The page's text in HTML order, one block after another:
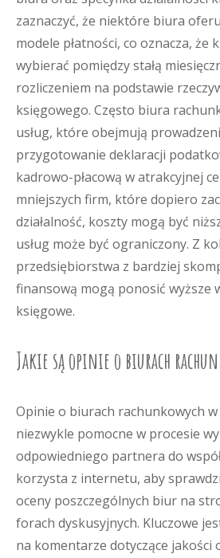
zaznaczyć, że niektóre biura
modele płatności, co oznacza, że
wybierać pomiędzy stałą
rozliczeniem na podstawie
księgowego. Często biura
usług, które obejmują
przygotowanie deklaracji
kadrowo-płacową w atrakcyjnej
mniejszych firm, które dopiero
działalność, koszty mogą być
usług może być ograniczony. Z
przedsiębiorstwa z bardziej
finansową mogą ponosić wyższe
księgowe.
Jakie są opinie o biurach
Opinie o biurach rachunkowych w
niezwykle pomocne w procesie
odpowiedniego partnera do
korzysta z internetu, aby
oceny poszczególnych biur na
forach dyskusyjnych. Kluczowe
na komentarze dotyczące jakości